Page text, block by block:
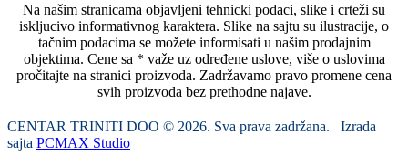
Na našim stranicama objavljeni tehnicki podaci, slike i crteži su
iskljucivo informativnog karaktera. Slike na sajtu su ilustracije, o
tačnim podacima se možete informisati u našim prodajnim
objektima. Cene sa * važe uz određene uslove, više o uslovima
pročitajte na stranici proizvoda. Zadržavamo pravo promene cena
svih proizvoda bez prethodne najave.
CENTAR TRINITI DOO © 2026. Sva prava zadržana. Izrada
sajta PCMAX Studio